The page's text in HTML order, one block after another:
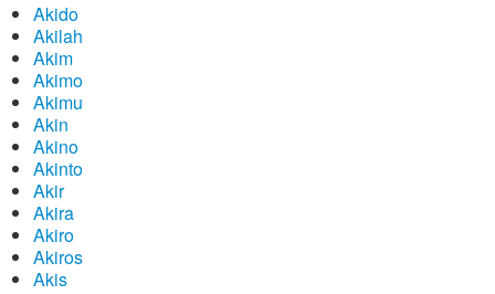
Akido
Akilah
Akim
Akimo
Akimu
Akin
Akino
Akinto
Akir
Akira
Akiro
Akiros
Akis